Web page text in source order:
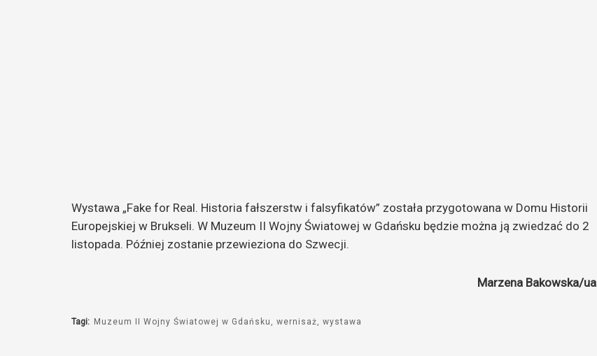
Wystawa „Fake for Real. Historia fałszerstw i falsyfikatów” została przygotowana w Domu Historii
Europejskiej w Brukseli. W Muzeum II Wojny Światowej w Gdańsku będzie można ją zwiedzać do 2
listopada. Później zostanie przewieziona do Szwecji.
Marzena Bakowska/ua
Tagi: Muzeum II Wojny Światowej w Gdańsku wernisaż wystawa